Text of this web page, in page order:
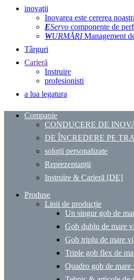
inovaţii
Inovarea este cererea
EServo componente de
WURMĂRIManagement
Târguri
Carieră
Instruire
profesionisti
a lua legatura
Companie
CONDUCERE DE
DE ÎNCREDERE PE
soluții personalizate
Reprezentanții
Instruire & Carieră [DE]
Produse
Linii de producție
Un singur gob de
Gob dublu de mare
Gob triplu de mare
Triple gob flex de
Quadro gob de mare